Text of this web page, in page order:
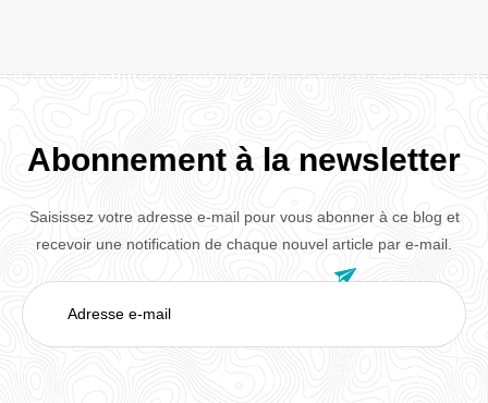
Abonnement à la newsletter
Saisissez votre adresse e-mail pour vous abonner à ce blog et
recevoir une notification de chaque nouvel article par e-mail.
Adresse
e-
mail
